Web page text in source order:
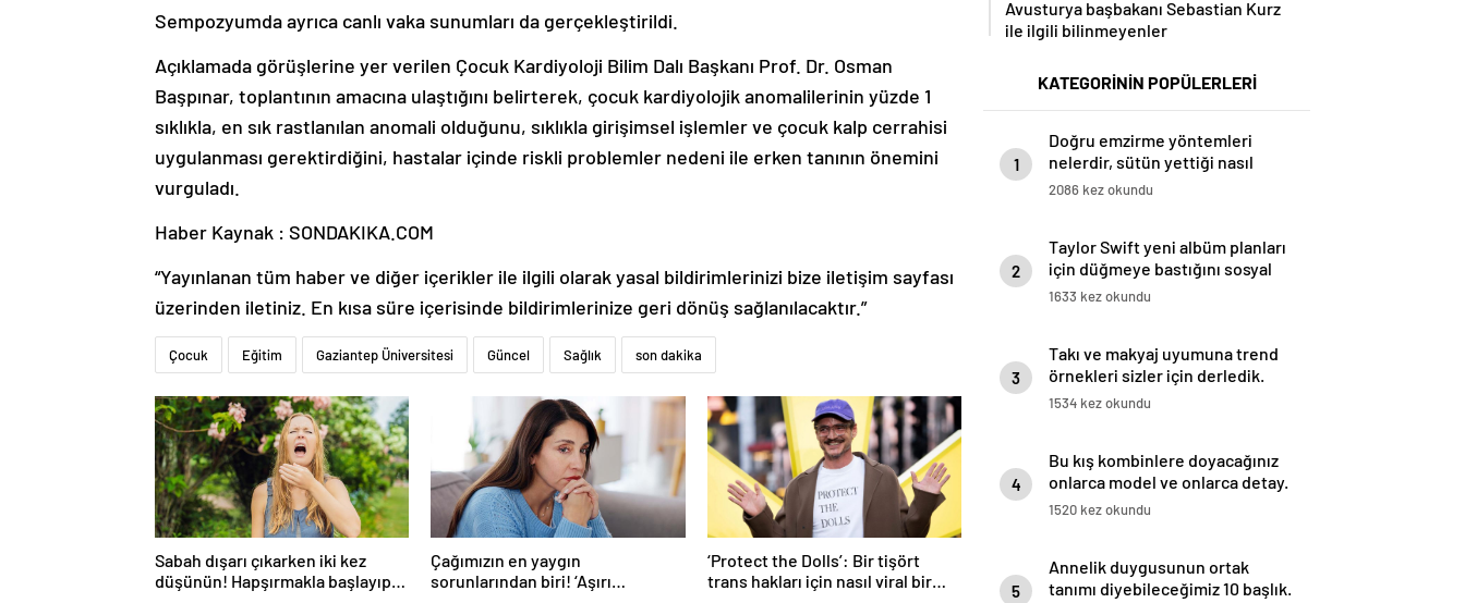
Sempozyumda ayrıca canlı vaka sunumları da gerçekleştirildi.
Açıklamada görüşlerine yer verilen Çocuk Kardiyoloji Bilim Dalı Başkanı Prof. Dr. Osman
Başpınar, toplantının amacına ulaştığını belirterek, çocuk kardiyolojik anomalilerinin yüzde 1
sıklıkla, en sık rastlanılan anomali olduğunu, sıklıkla girişimsel işlemler ve çocuk kalp cerrahisi
uygulanması gerektirdiğini, hastalar içinde riskli problemler nedeni ile erken tanının önemini
vurguladı.
Haber Kaynak : SONDAKIKA.COM
“Yayınlanan tüm haber ve diğer içerikler ile ilgili olarak yasal bildirimlerinizi bize iletişim sayfası
üzerinden iletiniz. En kısa süre içerisinde bildirimlerinize geri dönüş sağlanılacaktır.”
Çocuk Eğitim Gaziantep Üniversitesi Güncel Sağlık son dakika
Sabah dışarı çıkarken iki kez
düşünün! Hapşırmakla başlayıp
Çağımızın en yaygın
sorunlarından biri! ‘Aşırı
‘Protect the Dolls’: Bir tişört
trans hakları için nasıl viral bir
Avusturya başbakanı Sebastian Kurz
ile ilgili bilinmeyenler
KATEGORİNİN POPÜLERLERİ
1
Doğru emzirme yöntemleri
nelerdir, sütün yettiği nasıl
anlaşılır?
2086 kez okundu
2
Taylor Swift yeni albüm planları
için düğmeye bastığını sosyal
medyadan duyurdu!
1633 kez okundu
3
Takı ve makyaj uyumuna trend
örnekleri sizler için derledik.
1534 kez okundu
4
Bu kış kombinlere doyacağınız
onlarca model ve onlarca detay.
1520 kez okundu
5
Annelik duygusunun ortak
tanımı diyebileceğimiz 10 başlık.